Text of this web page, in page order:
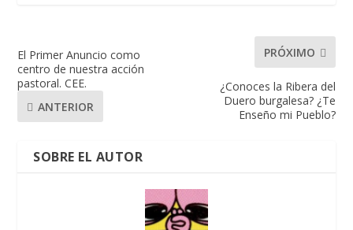
El Primer Anuncio como
centro de nuestra acción
pastoral. CEE.
ANTERIOR
PRÓXIMO
¿Conoces la Ribera del
Duero burgalesa? ¿Te
Enseño mi Pueblo?
SOBRE EL AUTOR